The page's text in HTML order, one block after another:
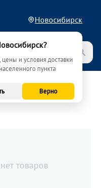
Новосибирск
и условия доставки
пункта
Верно
Клапаны
товаров